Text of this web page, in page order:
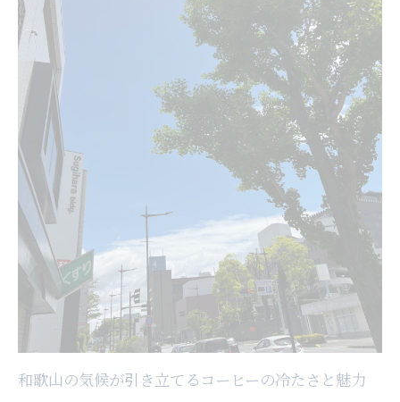
伝統が息づくコーヒー文化と和歌山の融合体験
発祥に学ぶコーヒーの奥深さを和歌山で感じる
コーヒー豆選びが左右する水出し風味の秘密
コーヒー豆の種類と水出しの味わいへの影響
水出しコーヒーに最適な豆選びのポイント
風味を高めるコーヒー豆の焙煎度と抽出方法
水出しコーヒーに合う挽き方と豆の特徴解説
コーヒー豆の選定が変える水出しの深い味わい
自宅でできる和歌山流コーヒー抽出の手順
コーヒーを自宅で簡単に抽出する和歌山流のコ
ツ
水出しコーヒーの抽出手順とポイントを詳しく
和歌山の気候が引き立てるコーヒーの冷たさと魅力